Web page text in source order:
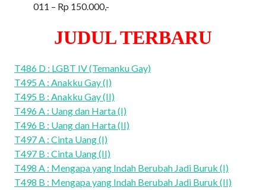
011 – Rp 150.000,-
JUDUL TERBARU
T486 D : LGBT IV (Temanku Gay)
T495 A : Anakku Gay (I)
T495 B : Anakku Gay (II)
T496 A : Uang dan Harta (I)
T496 B : Uang dan Harta (II)
T497 A : Cinta Uang (I)
T497 B : Cinta Uang (II)
T498 A : Mengapa yang Indah Berubah Jadi Buruk (I)
T498 B : Mengapa yang Indah Berubah Jadi Buruk (II)